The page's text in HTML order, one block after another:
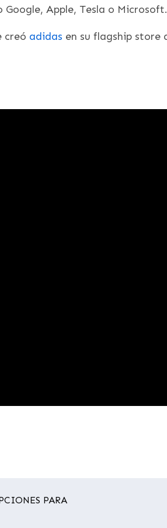
Apple, Tesla o Microsoft.
creó adidas en su flagship store
PARA